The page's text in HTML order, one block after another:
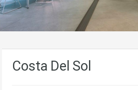
Costa Del Sol